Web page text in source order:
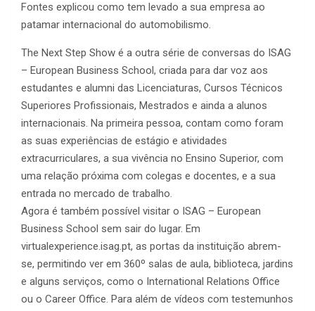
Fontes explicou como tem levado a sua empresa ao
patamar internacional do automobilismo.
The Next Step Show é a outra série de conversas do ISAG
– European Business School, criada para dar voz aos
estudantes e alumni das Licenciaturas, Cursos Técnicos
Superiores Profissionais, Mestrados e ainda a alunos
internacionais. Na primeira pessoa, contam como foram
as suas experiências de estágio e atividades
extracurriculares, a sua vivência no Ensino Superior, com
uma relação próxima com colegas e docentes, e a sua
entrada no mercado de trabalho.
Agora é também possível visitar o ISAG – European
Business School sem sair do lugar. Em
virtualexperience.isag.pt, as portas da instituição abrem-
se, permitindo ver em 360º salas de aula, biblioteca, jardins
e alguns serviços, como o International Relations Office
ou o Career Office. Para além de vídeos com testemunhos